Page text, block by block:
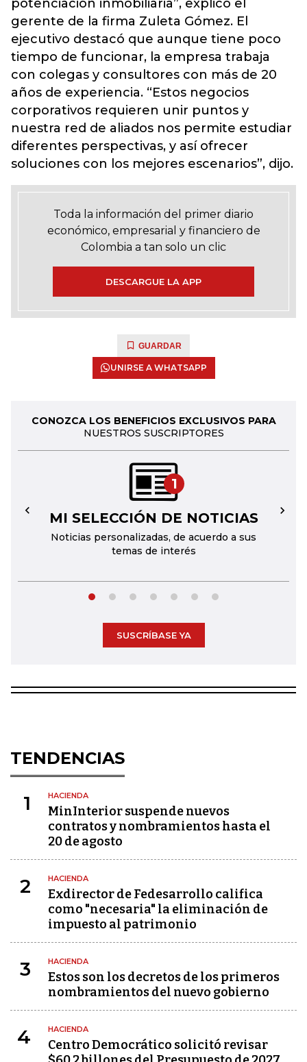
potenciación inmobiliaria”, explicó el
gerente de la firma Zuleta Gómez. El
ejecutivo destacó que aunque tiene poco
tiempo de funcionar, la empresa trabaja
con colegas y consultores con más de 20
años de experiencia. “Estos negocios
corporativos requieren unir puntos y
nuestra red de aliados nos permite estudiar
diferentes perspectivas, y así ofrecer
soluciones con los mejores escenarios”, dijo.
Toda la información del primer diario
económico, empresarial y financiero de
Colombia a tan solo un clic
DESCARGUE LA APP
GUARDAR
UNIRSE A WHATSAPP
CONOZCA LOS BENEFICIOS EXCLUSIVOS PARA
NUESTROS SUSCRIPTORES
1
MI SELECCIÓN DE NOTICIAS
Noticias personalizadas, de acuerdo a sus
temas de interés
← →
SUSCRÍBASE YA
TENDENCIAS
1 HACIENDA
MinInterior suspende nuevos
contratos y nombramientos hasta el
20 de agosto
2 HACIENDA
Exdirector de Fedesarrollo califica
como "necesaria" la eliminación de
impuesto al patrimonio
3 HACIENDA
Estos son los decretos de los primeros
nombramientos del nuevo gobierno
4 HACIENDA
Centro Democrático solicitó revisar